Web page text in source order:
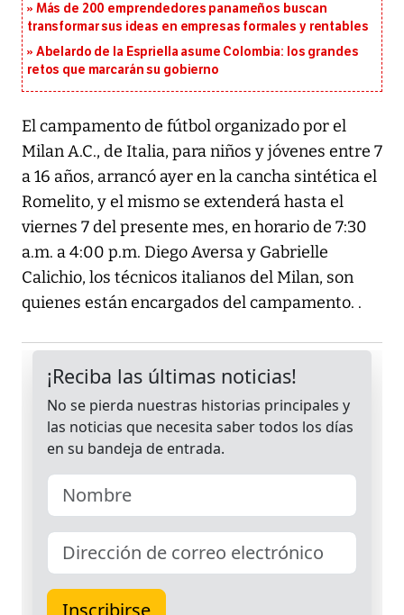
Más de 200 emprendedores panameños buscan
transformar sus ideas en empresas formales y rentables
Abelardo de la Espriella asume Colombia: los grandes
retos que marcarán su gobierno
El campamento de fútbol organizado por el
Milan A.C., de Italia, para niños y jóvenes entre 7
a 16 años, arrancó ayer en la cancha sintética el
Romelito, y el mismo se extenderá hasta el
viernes 7 del presente mes, en horario de 7:30
a.m. a 4:00 p.m. Diego Aversa y Gabrielle
Calichio, los técnicos italianos del Milan, son
quienes están encargados del campamento. .